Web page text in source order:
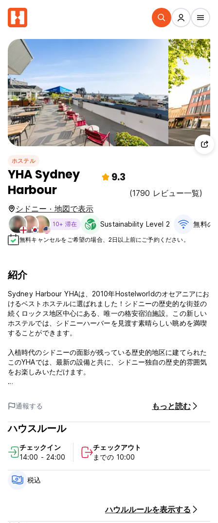
ホステル
YHA Sydney
Harbour
9.3
(1790 レビュー一覧)
シドニー · 地図で表示
10+ 滞在 Sustainability Level 2 無料の
無料キャンセルをご希望の場合、2日以上前にご予約ください。
紹介
Sydney Harbour YHAは、2010年Hostelworldのオセアニアにお
けるベストホステルに選ばれました！シドニーの歴史的な街並の
続くロックス地区中心にある、唯一の格安宿泊施設。この新しい
ホステルでは、シドニーハーバーを見渡す素晴らしい眺めを満喫
することができます。
入植時代のシドニーの面影が残っている歴史的地区に建てられた
このYHAでは、最新の設備と共に、シドニー独自の歴史的雰囲気
をお楽しみいただけます。
インターネット、敷地内フードストア、コーヒーラウンジ、大き
なルーフトップテラスに加え、すべての客室にバスルームとエア
コンを完備しています。隣接するThe Australian Heritageの、豊
富なビールのメニューもぜひ、ご堪能ください。シドニーでのご
ビティをご用意し、ツアーデスクがお客様のお手伝いをさせてい
ただきます！
通報する もっと読む
ハウスルール
チェックイン
14:00 - 24:00
チェックアウト
までの 10:00
税込
ハウルルールを表示する